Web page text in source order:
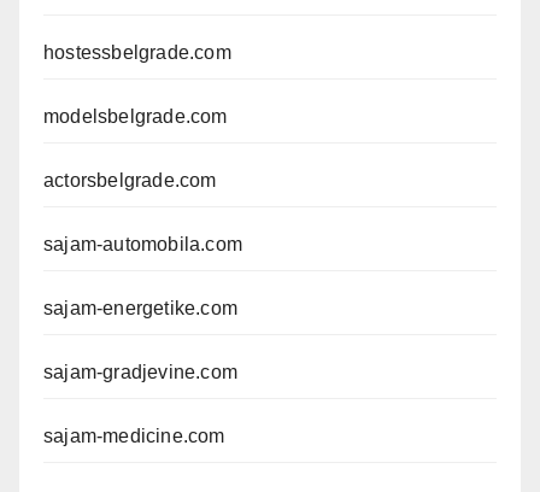
hostessbelgrade.com
modelsbelgrade.com
actorsbelgrade.com
sajam-automobila.com
sajam-energetike.com
sajam-gradjevine.com
sajam-medicine.com